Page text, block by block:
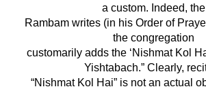
a custom. Indeed, the
Rambam writes (in his Order of
the congregation
customarily adds the ‘Nishmat Kol
Yishtabach.” Clearly,
“Nishmat Kol Hai” is not an actual